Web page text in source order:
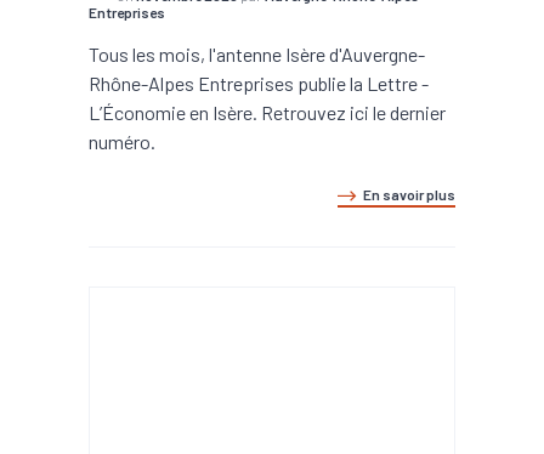
Entreprises
Tous les mois, l'antenne Isère d'Auvergne-
Rhône-Alpes Entreprises publie la Lettre -
L’Économie en Isère. Retrouvez ici le dernier
numéro.
En savoir plus